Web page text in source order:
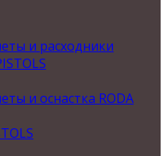
и расходники
и оснастка RODA